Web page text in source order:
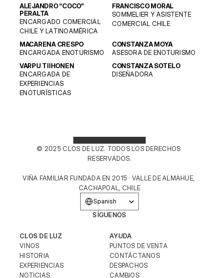
ALEJANDRO “COCO”
PERALTA
ENCARGADO COMERCIAL
CHILE Y LATINOAMÉRICA
FRANCISCO MORAL
SOMMELIER Y ASISTENTE
COMERCIAL CHILE
MACARENA CRESPO
ENCARGADA ENOTURISMO
CONSTANZA MOYA
ASESORA DE ENOTURISMO
VARPU TIIHONEN
ENCARGADA DE
EXPERIENCIAS
ENOTURÍSTICAS
CONSTANZA SOTELO
DISEÑADORA
© 2025 CLOS DE LUZ. TODOS LOS DERECHOS
RESERVADOS.
VIÑA FAMILIAR FUNDADA EN 2015 · VALLE DE ALMAHUE,
CACHAPOAL, CHILE
Spanish
SÍGUENOS
CLOS DE LUZ
HISTORIA
VINOS
EXPERIENCIAS
NOTICIAS
AYUDA
CONTÁCTANOS
PUNTOS DE VENTA
DESPACHOS
CAMBIOS